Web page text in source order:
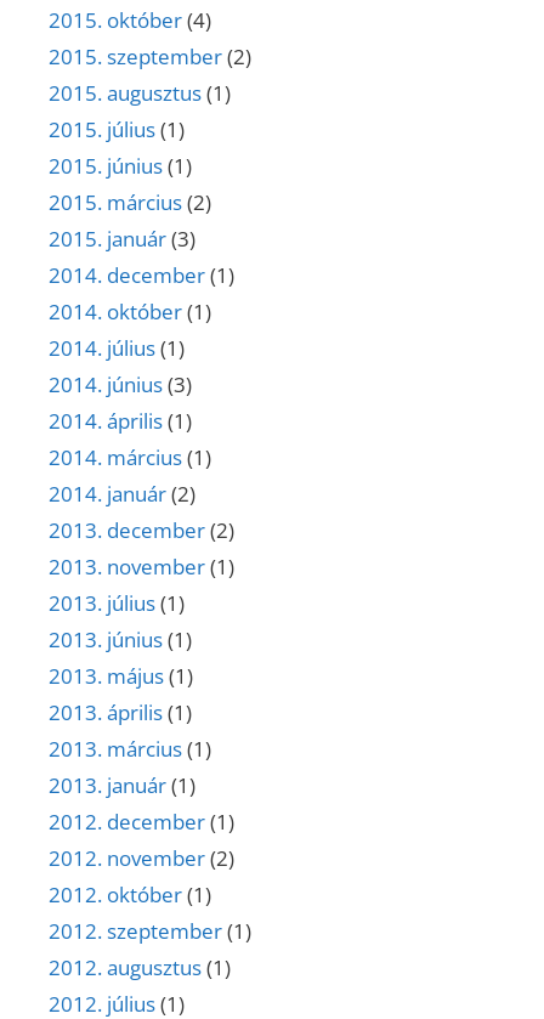
2015. október(4)
2015. szeptember(2)
2015. augusztus(1)
2015. július(1)
2015. június(1)
2015. március(2)
2015. január(3)
2014. december(1)
2014. október(1)
2014. július(1)
2014. június(3)
2014. április(1)
2014. március(1)
2014. január(2)
2013. december(2)
2013. november(1)
2013. július(1)
2013. június(1)
2013. május(1)
2013. április(1)
2013. március(1)
2013. január(1)
2012. december(1)
2012. november(2)
2012. október(1)
2012. szeptember(1)
2012. augusztus(1)
2012. július(1)